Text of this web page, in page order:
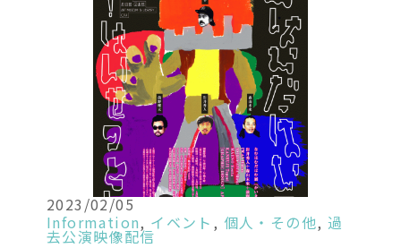
2023/02/05
Information, イベント , 個人・その他, 過
去公演映像配信